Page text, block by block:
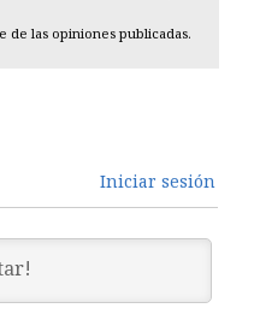
de las opiniones publicadas.
Iniciar sesión